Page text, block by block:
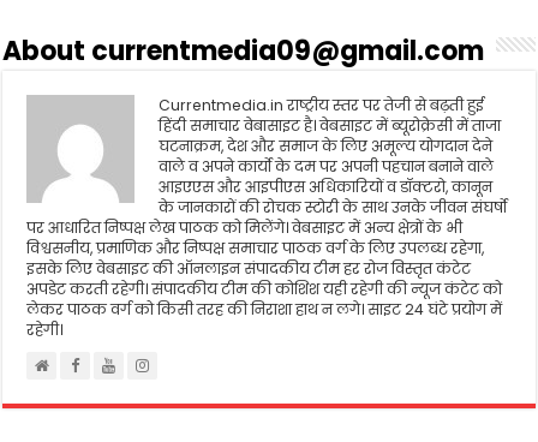
o
r
p
About currentmedia09@gmail.com
Currentmedia.in राष्ट्रीय स्तर पर तेजी से बढ़ती हुई
हिंदी समाचार वेबासाइट है। वेबसाइट में ब्यूरोक्रेसी में ताजा
घटनाक्रम, देश और समाज के लिए अमूल्य योगदान देने
वाले व अपने कार्यो के दम पर अपनी पहचान बनाने वाले
आइएएस और आइपीएस अधिकारियों व डॉक्टरो, कानून
के जानकारों की रोचक स्टोरी के साथ उनके जीवन संघर्षो
पर आधारित निष्पक्ष लेख पाठक को मिलेंगे। वेबसाइट में अन्य क्षेत्रों के भी
विश्वसनीय, प्रमाणिक और निष्पक्ष समाचार पाठक वर्ग के लिए उपलब्ध रहेगा,
इसके लिए वेबसाइट की ऑनलाइन संपादकीय टीम हर रोज विस्तृत कंटेट
अपडेट करती रहेगी। संपादकीय टीम की कोशिश यही रहेगी की न्यूज कंटेट को
लेकर पाठक वर्ग को किसी तरह की निराशा हाथ न लगे। साइट 24 घंटे प्रयोग में
रहेगी।